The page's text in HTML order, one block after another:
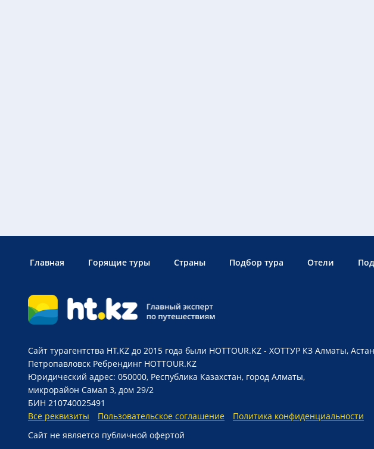
Главная Горящие туры Страны Подбор тура Отели
Сайт турагентства HT.KZ до 2015 года были HOTTOUR.KZ - ХОТТУР КЗ Алматы,
Петропавловск Ребрендинг HOTTOUR.KZ
Юридический адрес: 050000, Республика Казахстан, город Алматы,
микрорайон Самал 3, дом 29/2
БИН 210740025491
Все реквизиты
Пользовательское соглашение
Политика конфиденциальности
Сайт не является публичной офертой